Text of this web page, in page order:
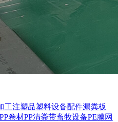
工注塑品塑料设备配件漏粪板
PP卷材PP清粪带畜牧设备PE膜网